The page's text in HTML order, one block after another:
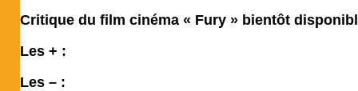
Critique du film cinéma « Fury » bientôt
Les + :
Les – :